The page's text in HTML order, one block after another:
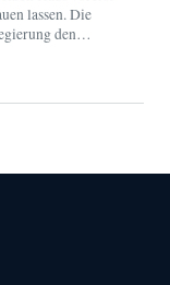
lassen. Die
den